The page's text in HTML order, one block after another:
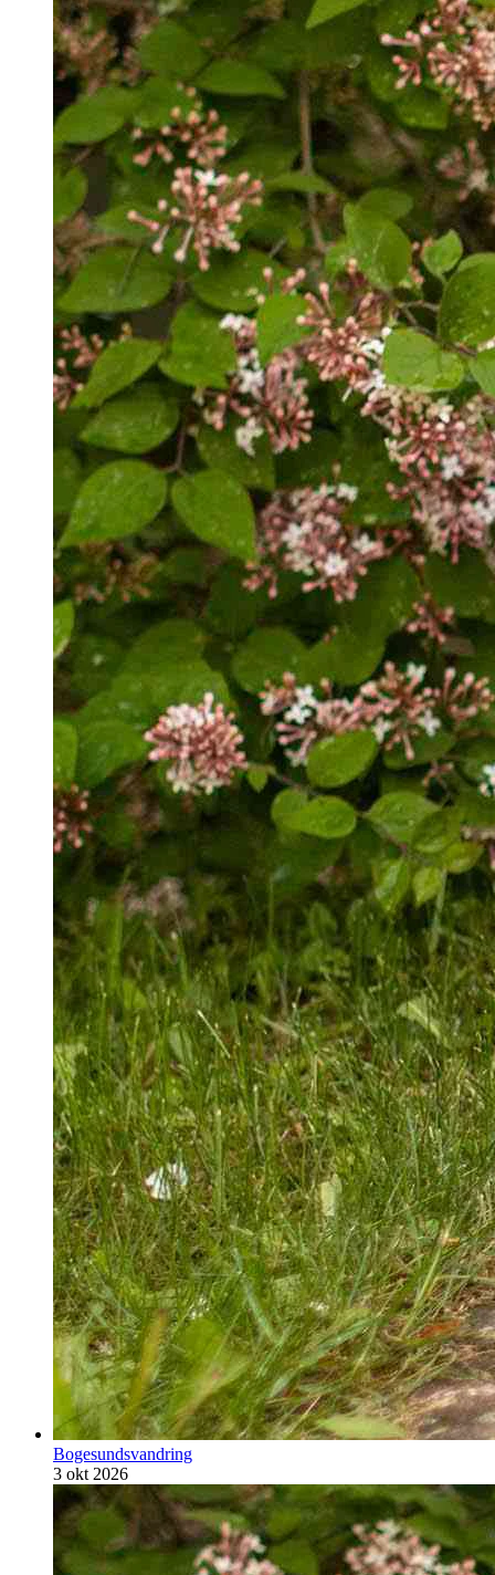
Bogesundsvandring
3 okt 2026